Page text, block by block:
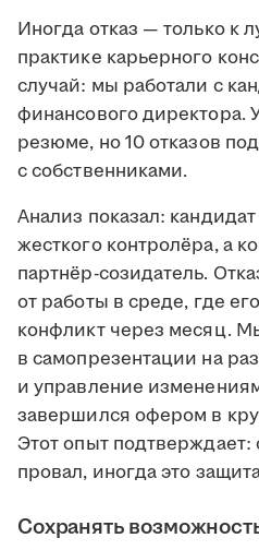
Иногда отказ — только к
практике карьерного
случай: мы работали с
финансового директора.
резюме, но 10 отказов
с собственниками.
Анализ показал:
жесткого контролёра, а
партнёр-созидатель.
от работы в среде, где
конфликт через месяц.
в самопрезентации на
и управление
завершился офером в
Этот опыт подтверждает:
провал, иногда это
Сохранять